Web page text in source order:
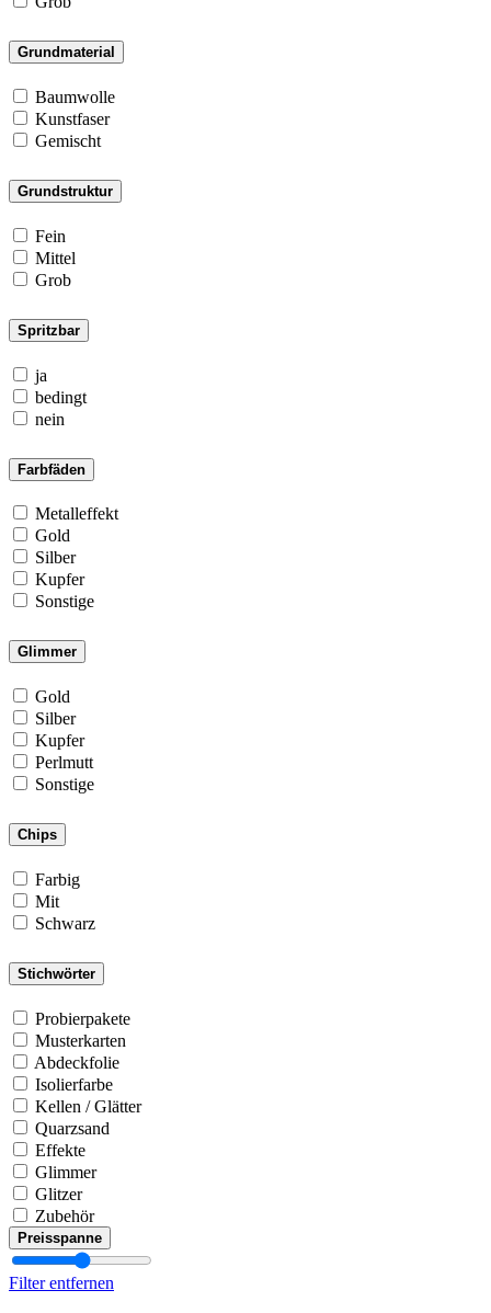
Grundmaterial
Baumwolle
Kunstfaser
Gemischt
Grundstruktur
Fein
Mittel
Grob
Spritzbar
ja
bedingt
nein
Farbfäden
Metalleffekt
Gold
Silber
Kupfer
Sonstige
Glimmer
Gold
Silber
Kupfer
Perlmutt
Sonstige
Chips
Farbig
Mit
Schwarz
Stichwörter
Probierpakete
Musterkarten
Abdeckfolie
Isolierfarbe
Kellen / Glätter
Quarzsand
Effekte
Glimmer
Glitzer
Zubehör
Preisspanne
Filter entfernen